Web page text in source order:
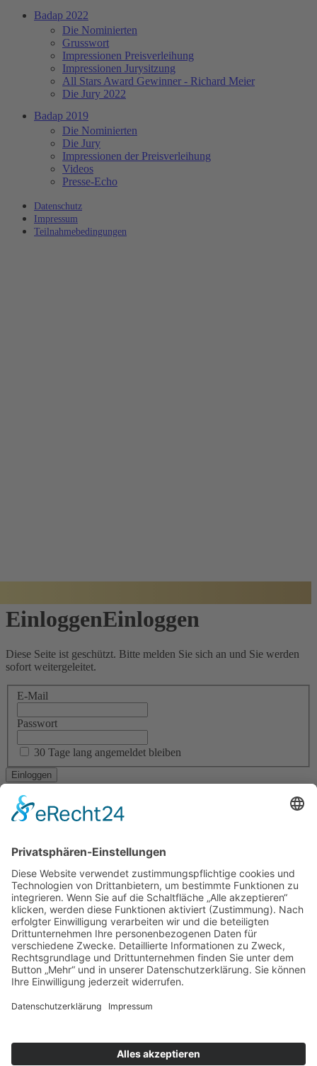
Badap 2022
Die Nominierten
Grusswort
Impressionen Preisverleihung
Impressionen Jurysitzung
All Stars Award Gewinner - Richard Meier
Die Jury 2022
Badap 2019
Die Nominierten
Die Jury
Impressionen der Preisverleihung
Videos
Presse-Echo
Datenschutz
Impressum
Teilnahmebedingungen
EinloggenEinloggen
Diese Seite ist geschützt. Bitte melden Sie sich an und Sie werden
sofort weitergeleitet.
E-Mail
Passwort
30 Tage lang angemeldet bleiben
Ich habe mein Passwort vergessen
Navigation
RESIDENTIAL ARCHITECTURE
CORPORATE ARCHITECTURE
PUBLIC + SOCIAL ARCHITECTURE
TICKETVERKAUF
STÄDTEBAU
INTERIOR DESIGN
BAUEN IM BESTAND
LANDSCAPE ARCHITECTURE
ÖKOLOGISCHES BAUEN
BAUEN DER ZUKUNFT!
YOUNG TALENT AWARD
Am Altenheimer Yachthafen 1, 77743 Neuried